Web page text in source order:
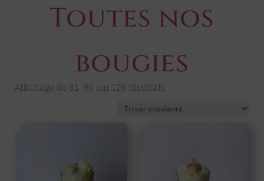
Toutes nos
bougies
Affichage de 81–96 sur 126 résultats
popularité